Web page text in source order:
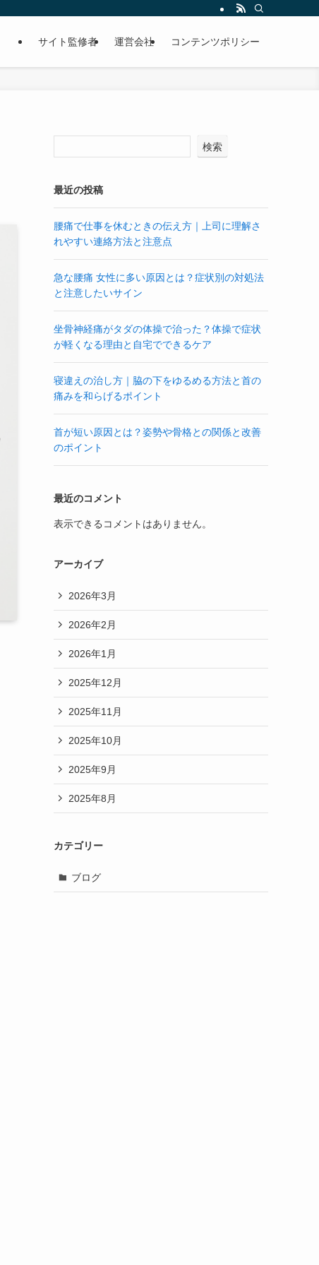
サイト監修者 運営会社 コンテンツポリシー
検索
最近の投稿
腰痛で仕事を休むときの伝え方｜上司に理解さ
れやすい連絡方法と注意点
急な腰痛 女性に多い原因とは？症状別の対処法
と注意したいサイン
坐骨神経痛がタダの体操で治った？体操で症状
が軽くなる理由と自宅でできるケア
寝違えの治し方｜脇の下をゆるめる方法と首の
痛みを和らげるポイント
首が短い原因とは？姿勢や骨格との関係と改善
のポイント
最近のコメント
表示できるコメントはありません。
アーカイブ
2026年3月
2026年2月
2026年1月
2025年12月
2025年11月
2025年10月
2025年9月
2025年8月
カテゴリー
ブログ